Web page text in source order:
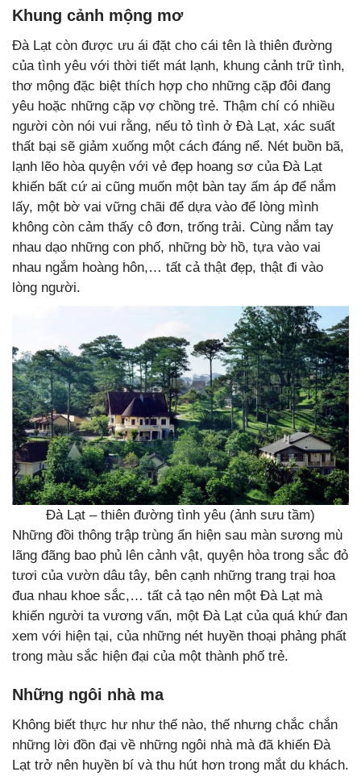
Khung cảnh mộng mơ
Đà Lạt còn được ưu ái đặt cho cái tên là thiên đường
của tình yêu với thời tiết mát lạnh, khung cảnh trữ tình,
thơ mộng đặc biệt thích hợp cho những cặp đôi đang
yêu hoặc những cặp vợ chồng trẻ. Thậm chí có nhiều
người còn nói vui rằng, nếu tỏ tình ở Đà Lạt, xác suất
thất bại sẽ giảm xuống một cách đáng nể. Nét buồn bã,
lạnh lẽo hòa quyện với vẻ đẹp hoang sơ của Đà Lạt
khiến bất cứ ai cũng muốn một bàn tay ấm áp để nắm
lấy, một bờ vai vững chãi để dựa vào để lòng mình
không còn cảm thấy cô đơn, trống trải. Cùng nắm tay
nhau dạo những con phố, những bờ hồ, tựa vào vai
nhau ngắm hoàng hôn,… tất cả thật đẹp, thật đi vào
lòng người.
Đà Lạt – thiên đường tình yêu (ảnh sưu tầm)
Những đồi thông trập trùng ẩn hiện sau màn sương mù
lãng đãng bao phủ lên cảnh vật, quyện hòa trong sắc đỏ
tươi của vườn dâu tây, bên cạnh những trang trại hoa
đua nhau khoe sắc,… tất cả tạo nên một Đà Lạt mà
khiến người ta vương vấn, một Đà Lạt của quá khứ đan
xem với hiện tại, của những nét huyền thoại phảng phất
trong màu sắc hiện đại của một thành phố trẻ.
Những ngôi nhà ma
Không biết thực hư như thế nào, thế nhưng chắc chắn
những lời đồn đại về những ngôi nhà mà đã khiến Đà
Lạt trở nên huyền bí và thu hút hơn trong mắt du khách.